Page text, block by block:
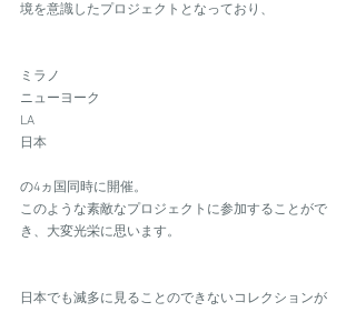
境を意識したプロジェクトとなっており、
ミラノ
ニューヨーク
LA
日本
の4ヵ国同時に開催。
このような素敵なプロジェクトに参加することがで
き、大変光栄に思います。
日本でも滅多に見ることのできないコレクションが